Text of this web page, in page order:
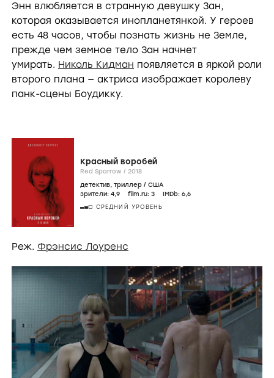
Энн влюбляется в странную девушку Зан,
которая оказывается инопланетянкой. У героев
есть 48 часов, чтобы познать жизнь не Земле,
прежде чем земное тело Зан начнет
умирать. Николь Кидман появляется в яркой роли
второго плана — актриса изображает королеву
панк-сцены Боудикку.
Красный воробей
Red Sparrow / 2018
детектив, триллер / США
зрители: 4,9 film.ru: 3 IMDb: 6,6
СРЕДНИЙ УРОВЕНЬ
Реж. Фрэнсис Лоуренс